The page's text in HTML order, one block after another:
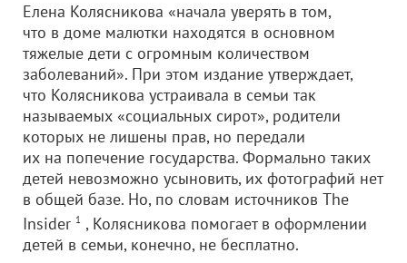
Елена Колясникова «начала уверять в том,
что в доме малютки находятся в основном
тяжелые дети с огромным количеством
заболеваний». При этом издание утверждает,
что Колясникова устраивала в семьи так
называемых «социальных сирот», родители
которых не лишены прав, но передали
их на попечение государства. Формально таких
детей невозможно усыновить, их фотографий нет
в общей базе. Но, по словам источников The
Insider 1 , Колясникова помогает в оформлении
детей в семьи, конечно, не бесплатно.